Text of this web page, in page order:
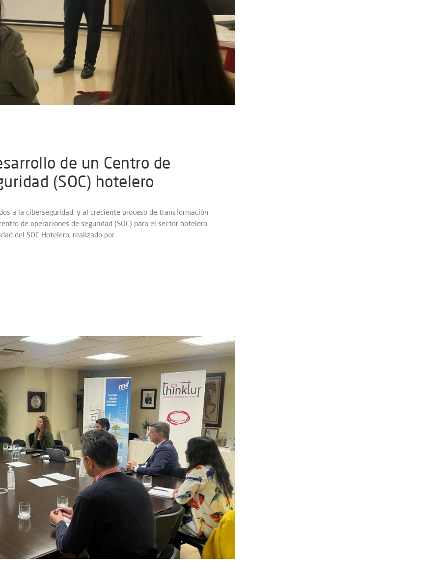
de un Centro de
(SOC) hotelero
a la ciberseguridad, y al creciente proceso de transformación
de operaciones de seguridad (SOC) para el sector hotelero.
del SOC Hotelero, realizado por